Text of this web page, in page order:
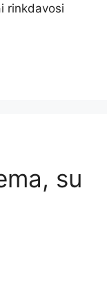
rinkdavosi
su